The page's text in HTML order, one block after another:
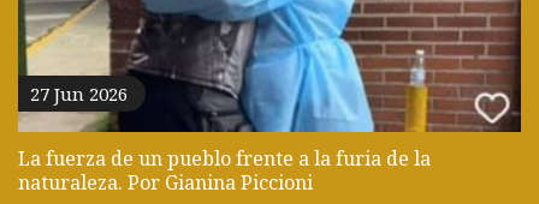
27 Jun 2026
La fuerza de un pueblo frente a la furia de la
naturaleza. Por Gianina Piccioni